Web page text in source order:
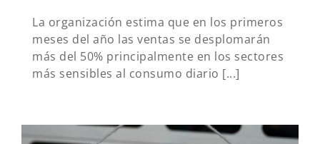
La organización estima que en los primeros
meses del año las ventas se desplomarán
más del 50% principalmente en los sectores
más sensibles al consumo diario [...]